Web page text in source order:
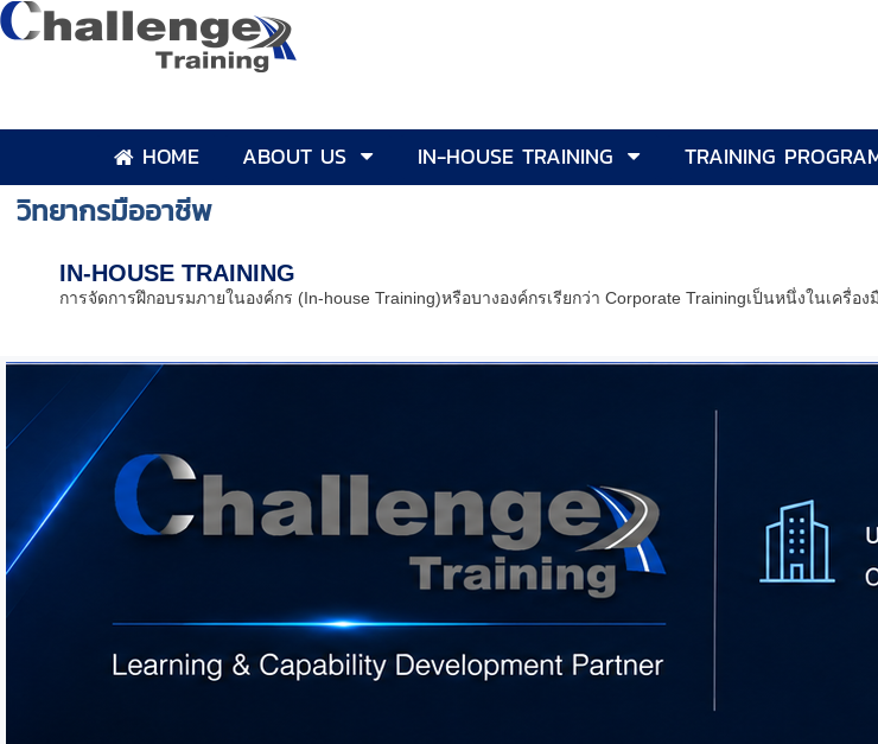
HOME ABOUT US IN-HOUSE TRAINING TRAINING
วิทยากรมืออาชีพ
IN-HOUSE TRAINING
การจัดการฝึกอบรมภายในองค์กร (In-house Training)หรือบางองค์กรเรียกว่า Corporate Trainingเป็นหนึ่งในเค